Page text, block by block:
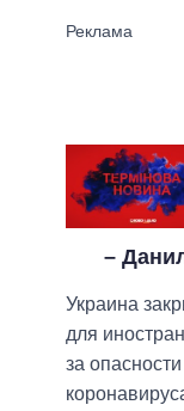
–
Украина
для
за